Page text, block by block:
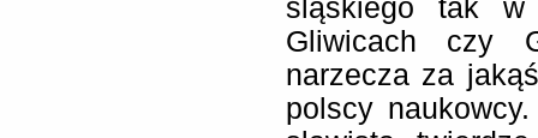
śląskiego tak
Gliwicach czy
narzecza za
polscy